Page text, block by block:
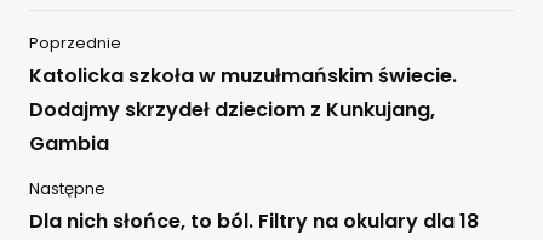
Poprzednie
Katolicka szkoła w muzułmańskim świecie.
Dodajmy skrzydeł dzieciom z Kunkujang,
Gambia
Następne
Dla nich słońce, to ból. Filtry na okulary dla 18